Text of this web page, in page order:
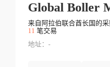
来自阿拉伯联合酋长国的
11 笔交易
地址：-